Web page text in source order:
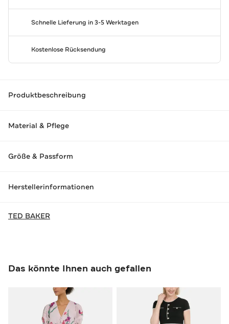
Schnelle Lieferung in 3-5 Werktagen
Kostenlose Rücksendung
Produktbeschreibung
Material & Pflege
Größe & Passform
Herstellerinformationen
TED BAKER
Das könnte Ihnen auch gefallen